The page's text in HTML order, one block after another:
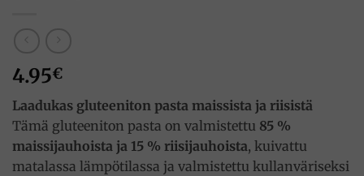
4.95€
Laadukas gluteeniton pasta maissista ja riisistä
Tämä gluteeniton pasta on valmistettu 85 %
maissijauhoista ja 15 % riisijauhoista, kuivattu
matalassa lämpötilassa ja valmistettu kullanväriseksi